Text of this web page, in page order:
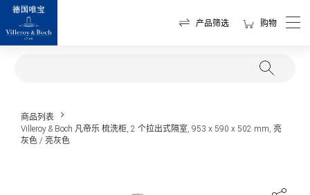
产品筛选 购物
商品列表
Villeroy & Boch 凡帝乐 梳洗柜, 2 个拉出式隔室, 953 x 590 x 502 mm, 亮
灰色 / 亮灰色